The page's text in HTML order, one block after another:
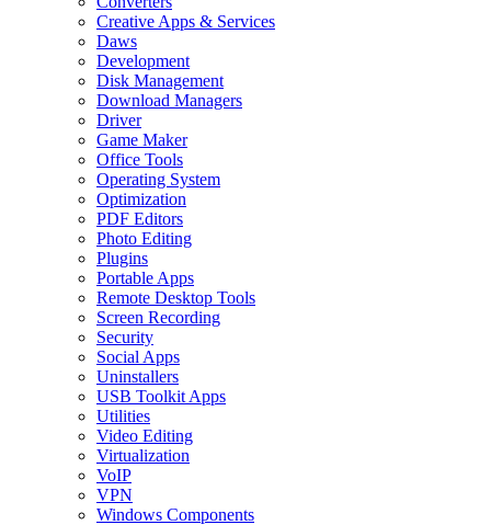
Creative Apps & Services
Daws
Development
Disk Management
Download Managers
Driver
Game Maker
Office Tools
Operating System
Optimization
PDF Editors
Photo Editing
Plugins
Portable Apps
Remote Desktop Tools
Screen Recording
Security
Social Apps
Uninstallers
USB Toolkit Apps
Utilities
Video Editing
Virtualization
VoIP
VPN
Windows Components